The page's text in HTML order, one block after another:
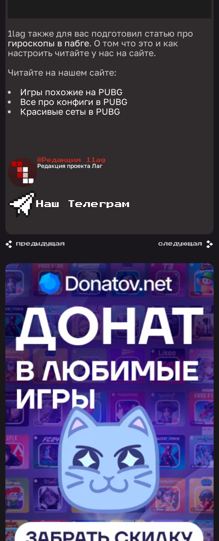
1lag также для вас подготовил статью про
гироскопы в пабге. О том что это и как
настроить читайте у нас на сайте.
Читайте на нашем сайте:
Игры похожие на PUBG
Все про конфиги в PUBG
Красивые сеты в PUBG
@Редакция 1lag
Редакция проекта Лаг
Наш Телеграм
предыдущая следующая